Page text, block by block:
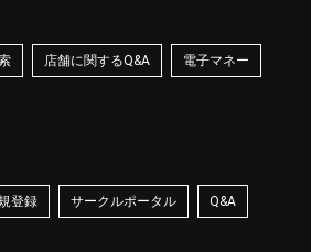
店舗に関するQ&A 電子マネー
登録 サークルポータル Q&A